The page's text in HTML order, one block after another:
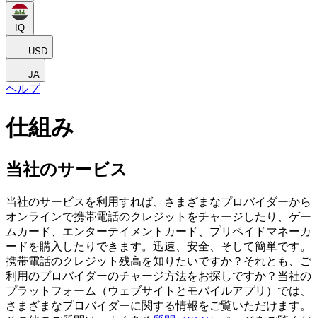
IQ
USD
JA
ヘルプ
仕組み
当社のサービス
当社のサービスを利用すれば、さまざまなプロバイダーから
オンラインで携帯電話のクレジットをチャージしたり、ゲー
ムカード、エンターテイメントカード、プリペイドマネーカ
ードを購入したりできます。迅速、安全、そして簡単です。
携帯電話のクレジット残高を知りたいですか？それとも、ご
利用のプロバイダーのチャージ方法をお探しですか？当社の
プラットフォーム（ウェブサイトとモバイルアプリ）では、
さまざまなプロバイダーに関する情報をご覧いただけます。